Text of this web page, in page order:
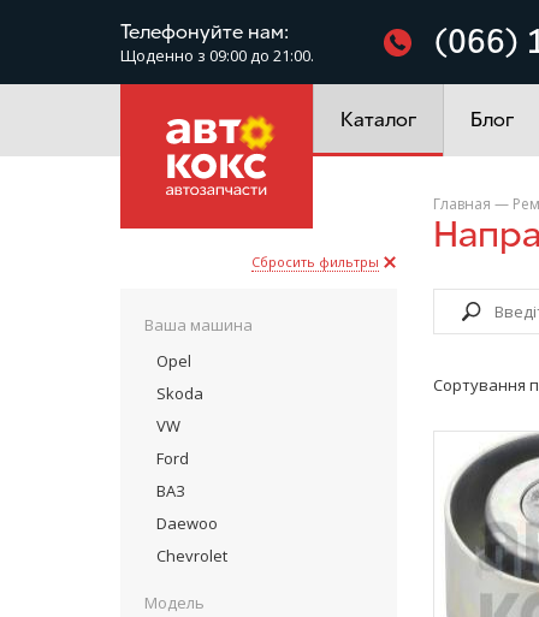
Телефонуйте нам:
Щоденно з 09:00 до 21:00. (066)
Каталог
Електроустаткування
Блог
Сбросить фильтры
Ваша машина
Opel
Skoda
VW
Ford
ВАЗ
Daewoo
Chevrolet
Модель
Главная —
Сортування